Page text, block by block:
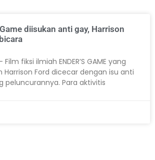
diisukan anti gay, Harrison
fiksi ilmiah ENDER’S GAME yang
Harrison Ford dicecar dengan isu anti
peluncurannya. Para aktivitis